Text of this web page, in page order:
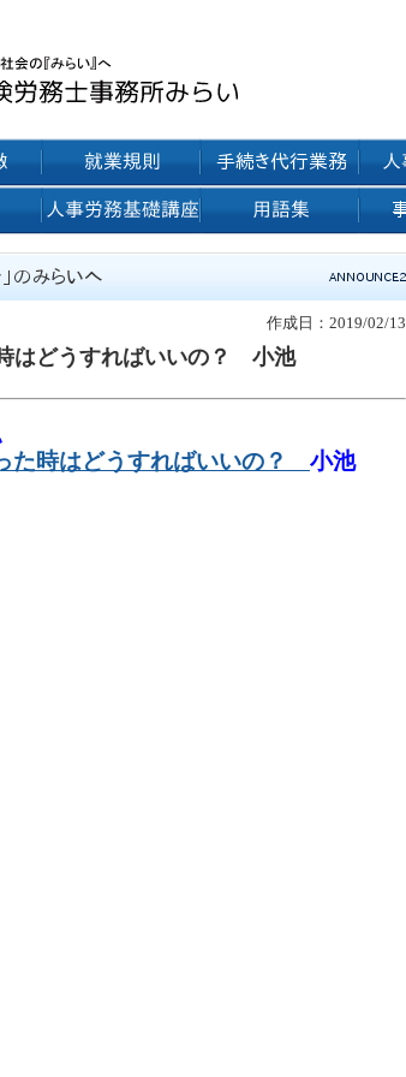
作成日：2019/02/13
はどうすればいいの？ 小池
た時はどうすればいいの ？ 小池